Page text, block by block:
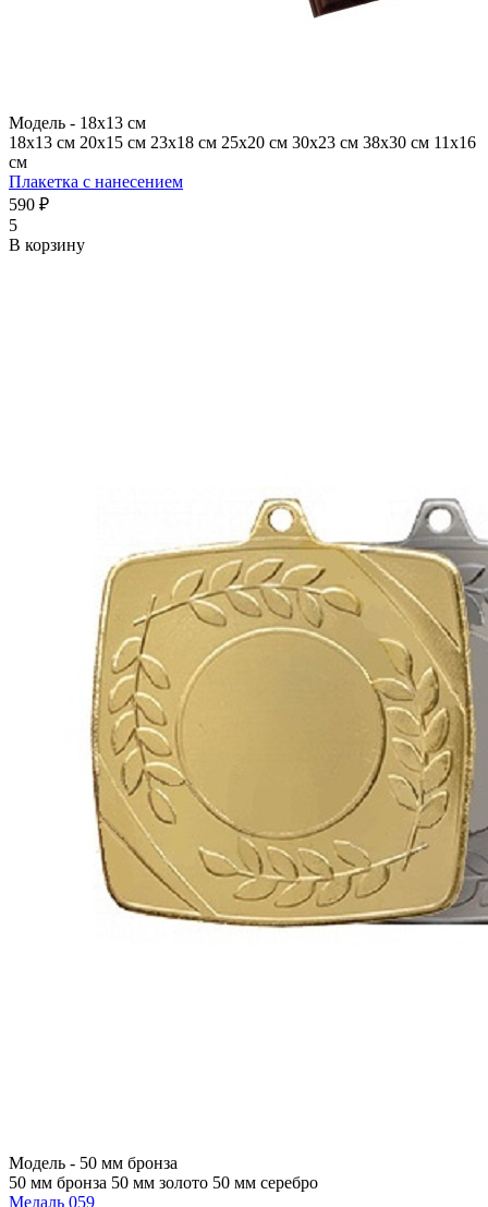
Модель - 18х13 см
18х13 см 20х15 см 23х18 см 25х20 см 30х23 см 38х30 см 11х16
см
Плакетка с нанесением
590 ₽
5
В корзину
Модель - 50 мм бронза
50 мм бронза 50 мм золото 50 мм серебро
Медаль 059